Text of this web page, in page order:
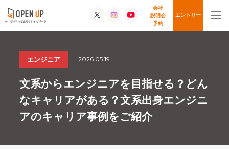
会社
説明会
予約
エントリー
エンジニア 2026.05.19
文系からエンジニアを目指せる？どん
なキャリアがある？文系出身エンジニ
アのキャリア事例をご紹介